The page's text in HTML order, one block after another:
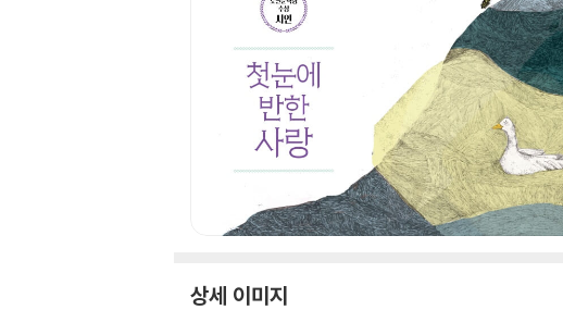
상세 이미지